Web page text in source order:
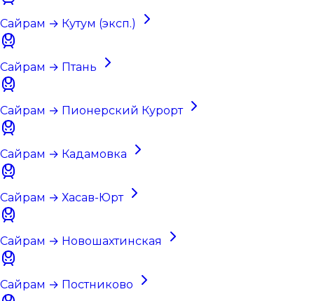
Сайрам → Кутум (эксп.)
Сайрам → Птань
Сайрам → Пионерский Курорт
Сайрам → Кадамовка
Сайрам → Хасав-Юрт
Сайрам → Новошахтинская
Сайрам → Постниково